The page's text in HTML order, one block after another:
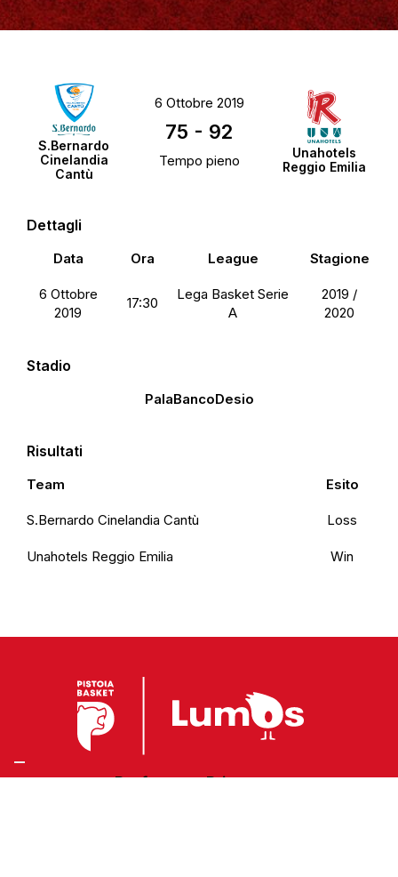
S.Bernardo
Cinelandia
Cantù
Unahotels
Reggio Emilia
6 Ottobre 2019
75 - 92
Tempo pieno
Dettagli
Data Ora League Stagione
6 Ottobre
2019
17:30
Lega Basket Serie
A
2019 /
2020
Stadio
PalaBancoDesio
Risultati
Team Esito
S.Bernardo Cinelandia Cantù Loss
Unahotels Reggio Emilia Win
Preferenze Privacy